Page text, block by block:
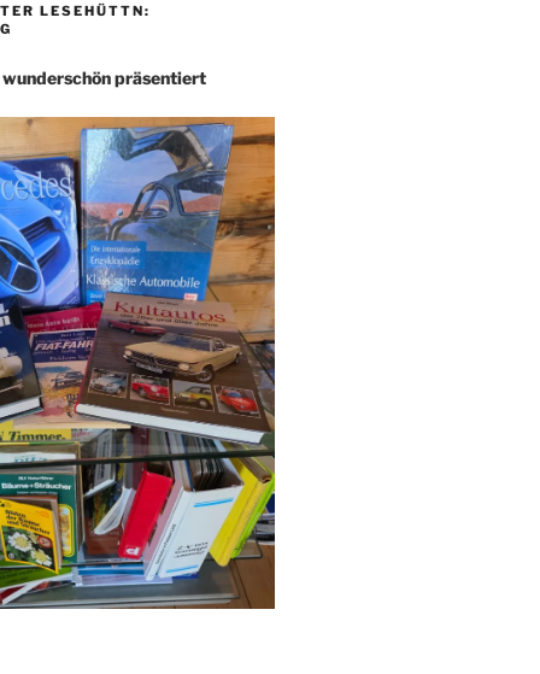
LESEHÜTTN:
präsentiert